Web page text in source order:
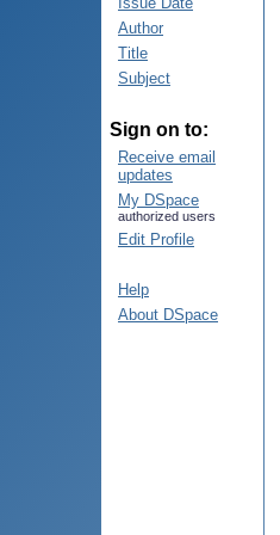
Author
Title
Subject
Sign on to:
Receive email
updates
My DSpace
authorized users
Edit Profile
Help
About DSpace